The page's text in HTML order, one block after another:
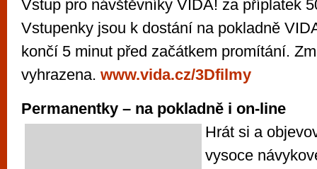
Vstup pro návštěvníky VIDA! za příplatek
Vstupenky jsou k dostání na pokladně
končí 5 minut před začátkem promítání.
vyhrazena. www.vida.cz/3Dfilmy
Permanentky – na pokladně i on-line
Hrát si a
vysoce